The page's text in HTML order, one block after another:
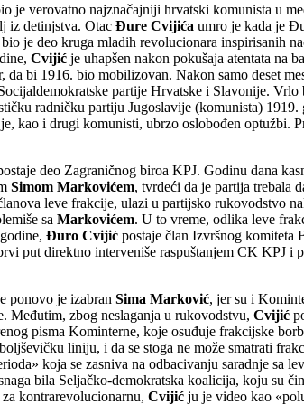
je verovatno najznačajniji hrvatski komunista u
iz detinjstva. Otac Đure Cvijića umro je kada je
je deo kruga mladih revolucionara inspirisanih
Cvijić je uhapšen nakon pokušaja atentata na
bi 1916. bio mobilizovan. Nakon samo deset
partije Hrvatske i Slavonije.
radničku partiju Jugoslavije (komunista)
kao i drugi komunisti, ubrzo oslobođen optužbi.
deo Zagraničnog biroa KPJ. Godinu dana
Simom Markovićem, tvrdeći da je partija trebala
leve frakcije, ulazi u partijsko rukovodstvo
sa Markovićem. U to vreme, odlika leve
Đuro Cvijić postaje član Izvršnog komiteta
put direktno interveniše raspuštanjem CK KPJ i
ponovo je izabran Sima Marković, jer su i
Međutim, zbog neslaganja u rukovodstvu, Cvijić
pisma Kominterne, koje osuđuje frakcijske
liniju, i da se stoga ne može smatrati
koja se zasniva na odbacivanju saradnje sa
bila Seljačko-demokratska koalicija, koju su
kontrarevolucionarnu, Cvijić ju je video kao